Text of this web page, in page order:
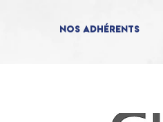
Nos Adhérents